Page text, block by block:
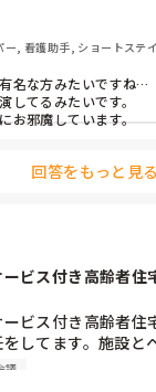
いいたしますと帰っ
うことなのでしょう
んにおかずを、もっ
最後のお別れにヘル
体？？？私は、今
ばれます。お通夜
私の頭の中は、戸惑
ー, 看護助手, ショートステ
名な方みたいですね…
してるみたいです。
お邪魔しています。
回答をもっと見る
ビス付き高齢者住
ビス付き高齢者住
してます。施設と
勤、夜勤の仕事も
議